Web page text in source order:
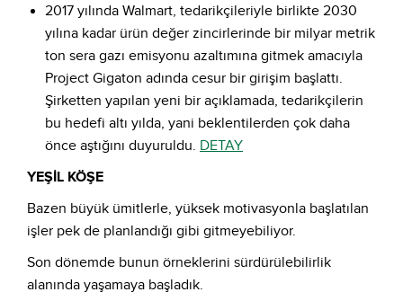
2017 yılında Walmart, tedarikçileriyle birlikte 2030
yılına kadar ürün değer zincirlerinde bir milyar metrik
ton sera gazı emisyonu azaltımına gitmek amacıyla
Project Gigaton adında cesur bir girişim başlattı.
Şirketten yapılan yeni bir açıklamada, tedarikçilerin
bu hedefi altı yılda, yani beklentilerden çok daha
önce aştığını duyuruldu. DETAY
YEŞİL KÖŞE
Bazen büyük ümitlerle, yüksek motivasyonla başlatılan
işler pek de planlandığı gibi gitmeyebiliyor.
Son dönemde bunun örneklerini sürdürülebilirlik
alanında yaşamaya başladık.